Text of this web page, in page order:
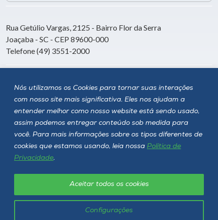
Nós utilizamos os Cookies para tornar suas interações
com nosso site mais significativa. Eles nos ajudam a
entender melhor como nosso website está sendo usado,
assim podemos entregar conteúdo sob medida para
você. Para mais informações sobre os tipos diferentes de
cookies que estamos usando, leia nossa Política de
Privacidade.
Configurações
Aceitar todos os cookies
Rua Getúlio Vargas, 2125 - Bairro Flor da Serra
Joaçaba - SC - CEP 89600-000
Telefone (49) 3551-2000
Siga a Unoesc
Unoesc © 2026 - Todos os direitos reservados
Política de privacidade LGPD